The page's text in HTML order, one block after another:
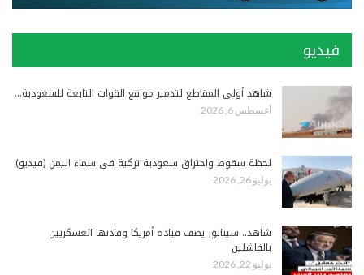
فيديو
شاهد أولى المقاطع لتدمير مواقع القوات التابعة للسعودية…
أغسطس 6, 2026
لحظة سقوط واحتراق سعودية تركية في سماء اليمن (فيديو)
يوليو 26, 2026
شاهد.. سيناتور يصف قيادة أمريكا وقادتها العسكريين
بالفاشلين
يوليو 22, 2026